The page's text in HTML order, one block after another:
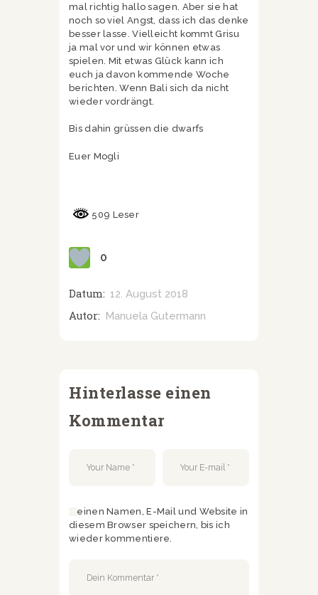
mal richtig hallo sagen. Aber sie hat
noch so viel Angst, dass ich das denke
besser lasse. Vielleicht kommt Grisu
ja mal vor und wir können etwas
spielen. Mit etwas Glück kann ich
euch ja davon kommende Woche
berichten. Wenn Bali sich da nicht
wieder vordrängt.
Bis dahin grüssen die dwarfs
Euer Mogli
509 Leser
0
Datum: 12. August 2018
Autor: Manuela Gutermann
Hinterlasse einen
Kommentar
Meinen Namen, E-Mail und Website in
diesem Browser speichern, bis ich
wieder kommentiere.